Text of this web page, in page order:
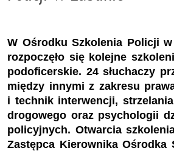
W Ośrodku Szkolenia Policji
rozpoczęło się kolejne
podoficerskie. 24 słuchaczy
między innymi z zakresu
i technik interwencji,
drogowego oraz psychologii
policyjnych. Otwarcia
Zastępca Kierownika Ośrodka